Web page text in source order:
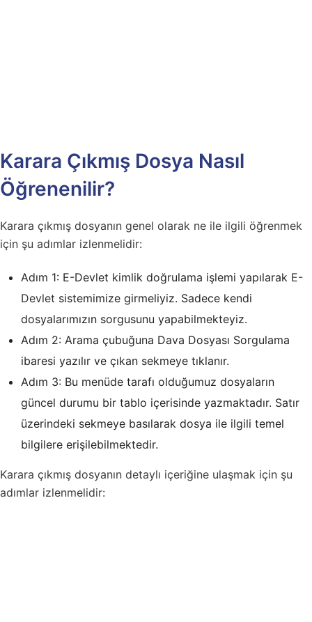
Karara Çıkmış Dosya Nasıl
Öğrenenilir?
Karara çıkmış dosyanın genel olarak ne ile ilgili öğrenmek
için şu adımlar izlenmelidir:
Adım 1: E-Devlet kimlik doğrulama işlemi yapılarak E-
Devlet sistemimize girmeliyiz. Sadece kendi
dosyalarımızın sorgusunu yapabilmekteyiz.
Adım 2: Arama çubuğuna Dava Dosyası Sorgulama
ibaresi yazılır ve çıkan sekmeye tıklanır.
Adım 3: Bu menüde tarafı olduğumuz dosyaların
güncel durumu bir tablo içerisinde yazmaktadır. Satır
üzerindeki sekmeye basılarak dosya ile ilgili temel
bilgilere erişilebilmektedir.
Karara çıkmış dosyanın detaylı içeriğine ulaşmak için şu
adımlar izlenmelidir: